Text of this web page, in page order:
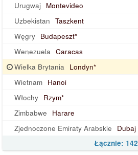
Urugwaj Montevideo
Uzbekistan Taszkent
Węgry Budapeszt*
Wenezuela Caracas
Wielka Brytania Londyn*
Wietnam Hanoi
Włochy Rzym*
Zimbabwe
Harare
Zjednoczone Emiraty Arabskie
Dubaj
Łącznie: 142